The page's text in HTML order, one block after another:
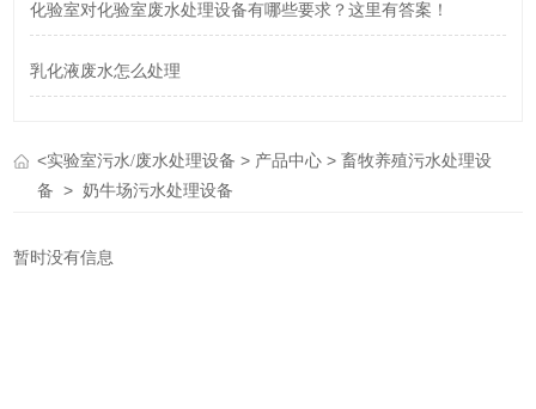
化验室对化验室废水处理设备有哪些要求？这里有答案！
乳化液废水怎么处理
<实验室污水/废水处理设备 > 产品中心 >畜牧养殖污水处理设
备 >奶牛场污水处理设备
暂时没有信息